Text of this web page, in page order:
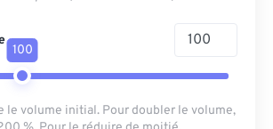
100
le volume initial. Pour doubler le volume,